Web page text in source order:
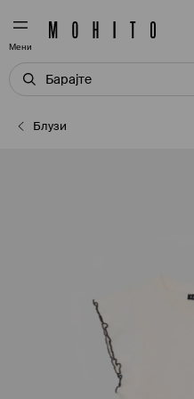
Мени
Блузи